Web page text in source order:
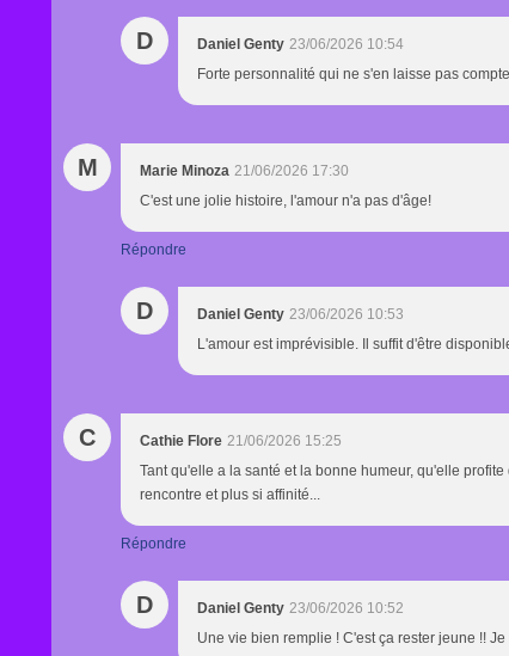
D Daniel Genty 23/06/2026 10:54
Forte personnalité qui ne s'en laisse pas
M Marie Minoza 21/06/2026 17:30
C'est une jolie histoire, l'amour n'a pas d'âge!
Répondre
D Daniel Genty 23/06/2026 10:53
L'amour est imprévisible. Il suffit d'être
C Cathie Flore 21/06/2026 15:25
Tant qu'elle a la santé et la bonne humeur, qu'elle
rencontre et plus si affinité...
Répondre
D Daniel Genty 23/06/2026 10:52
Une vie bien remplie ! C'est ça rester jeune !!